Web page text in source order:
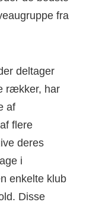
fra
deltager
rækker, har
af
flere
deres
i
enkelte klub
Disse